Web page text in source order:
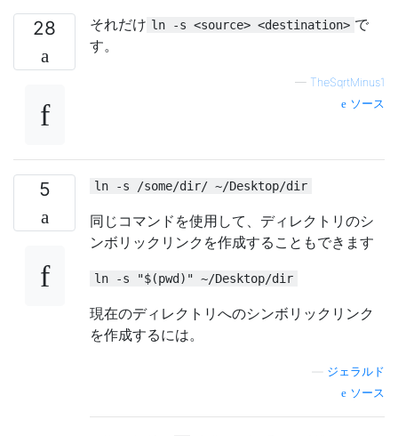
28 それだけ ln -s <source> <destination> で
す。
— TheSqrtMinus1
ソース
5 ln -s /some/dir/ ~/Desktop/dir
同じコマンドを使用して、ディレクトリのシ
ンボリックリンクを作成することもできます
ln -s "$(pwd)" ~/Desktop/dir
現在のディレクトリへのシンボリックリンク
を作成するには。
ジェラルド
ソース